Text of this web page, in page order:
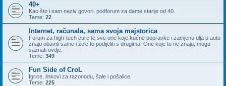
40+
Kao što i sam naziv govori, podforum za dame starije od 40.
Teme: 22
Internet, računala, sama svoja majstorica
Forum za high-tech cure te sve one koje kućne popravke i zamjenu ulja u autu
znaju obaviti same i žele to podijeliti s drugima. One koje to ne znaju, mogu
saznati ovdje.
Teme: 349
Fun Side of CroL
Igrice, linkovi za razonodu, šale i pošalice.
Teme: 225